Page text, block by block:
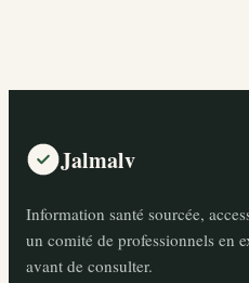
Jalmalv
Information santé sourcée,
un comité de professionnels en
avant de consulter.